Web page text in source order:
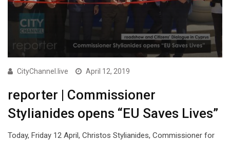
CityChannel.live April 12, 2019
reporter | Commissioner
Stylianides opens “EU Saves Lives”
Today, Friday 12 April, Christos Stylianides, Commissioner for